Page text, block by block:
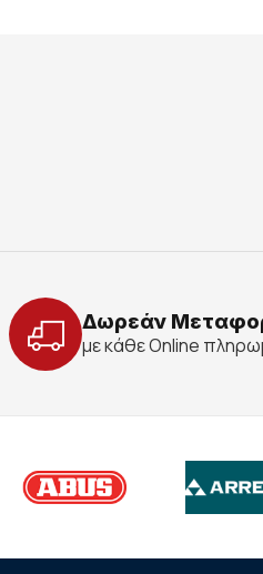
Δωρεάν
με κάθε Online